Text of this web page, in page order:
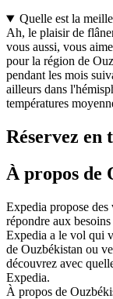
Quelle est la
Ah, le plaisir de
vous aussi, vous
pour la région de
pendant les mois
ailleurs dans
températures
Réservez en
À propos de
Expedia propose
répondre aux
Expedia a le vol qui
de Ouzbékistan ou
découvrez avec
Expedia.
À propos de